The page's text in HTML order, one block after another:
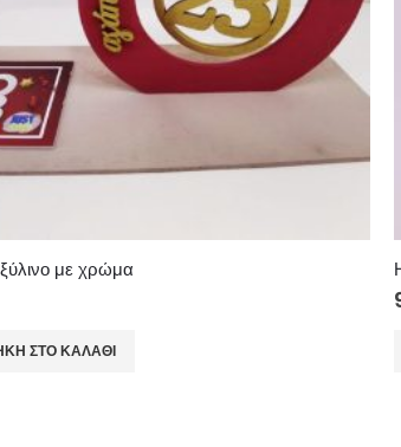
με χρώμα
ΣΤΟ ΚΑΛΆΘΙ